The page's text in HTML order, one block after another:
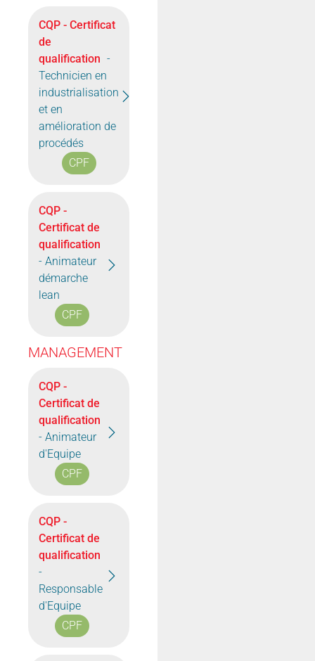
CQP - Certificat
de
qualification -
Technicien en
industrialisation
et en
amélioration de
procédés
CPF
CQP -
Certificat de
qualification
- Animateur
démarche
lean
CPF
MANAGEMENT
CQP -
Certificat de
qualification
- Animateur
d'Equipe
CPF
CQP -
Certificat de
qualification
-
Responsable
d'Equipe
CPF